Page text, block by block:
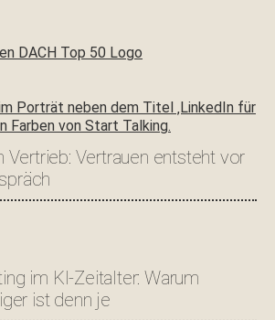
Vertrieb: Vertrauen entsteht vor
im KI-Zeitalter: Warum
ist denn je